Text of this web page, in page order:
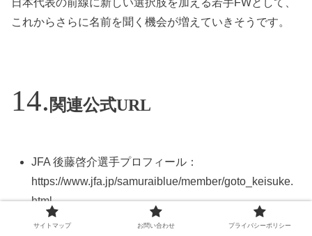
日本代表の前線に新しい選択肢を加える若手FWとして、
これからさらに名前を聞く機会が増えていきそうです。
関連公式URL
JFA 後藤啓介選手プロフィール：
https://www.jfa.jp/samuraiblue/member/goto_keisuke.
html
シント＝トロイデンVV 後藤啓介選手プロフィール：
サイトマップ お問い合わせ プライバシーポリシー